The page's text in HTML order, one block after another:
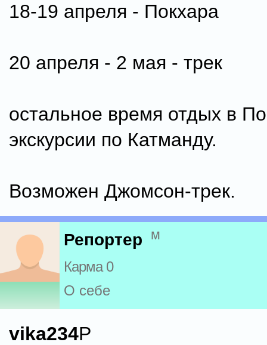
18-19 апреля - Покхара
20 апреля - 2 мая - трек
остальное время отдых в
экскурсии по Катманду.
Возможен Джомсон-трек.
Репортер м
Карма 0
О себе
vika234P